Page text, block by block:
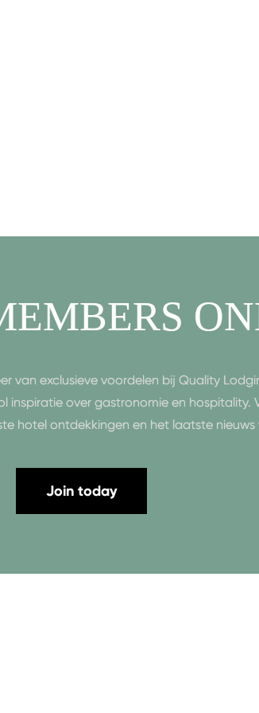
van exclusieve voordelen bij Quality
over gastronomie en hospitality.
hotel ontdekkingen en het laatste
Join today